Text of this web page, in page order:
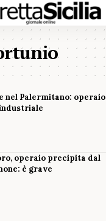
nel Palermitano: operaio
operaio precipita dal
è grave